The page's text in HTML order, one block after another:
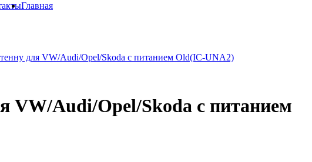
Главная
VW/Audi/Opel/Skoda с питанием